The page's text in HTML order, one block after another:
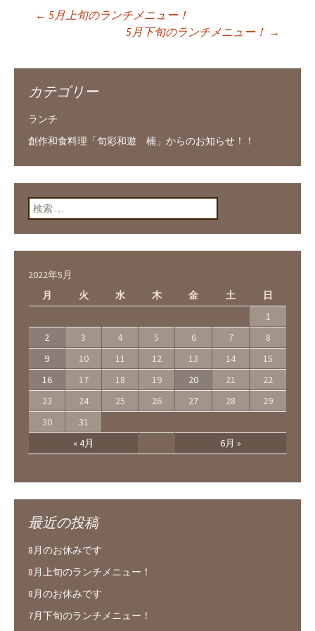
投稿ナビゲーショ
ン
← 5月上旬のランチメニュー！
5月下旬のランチメニュー！ →
カテゴリー
ランチ
創作和食料理「旬彩和遊 楠」からのお知らせ！！
検索:
2022年5月
月
火 水 木 金 土 日
« 4月 6月 »
1
2
3 4 5 6 7
8
9
10 11 12 13 14
15
16
17 18 19 20 21
22
23
24 25 26 27 28
29
30
31
最近の投稿
8月のお休みです
8月上旬のランチメニュー！
8月のお休みです
7月下旬のランチメニュー！